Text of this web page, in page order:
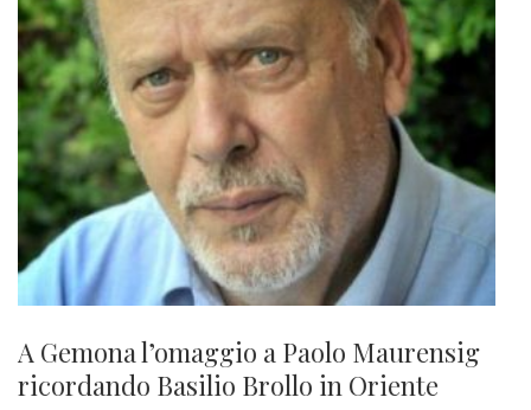
A Gemona l’omaggio a Paolo Maurensig
ricordando Basilio Brollo in Oriente